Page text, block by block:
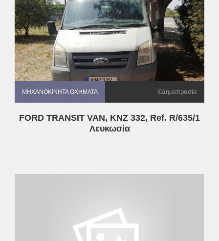
ΜΗΧΑΝΟΚΊΝΗΤΑ ΟΧΉΜΑΤΑ
ΜΗΧΑΝΟΚΊΝΗΤΑ ΟΧΉΜΑΤΑ €Δημοπρασία
FORD TRANSIT VAN, KNZ 332, Ref. R/635/1
Λευκωσία